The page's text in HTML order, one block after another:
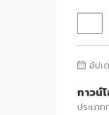
อัปเ
ทาวน์
ประเภ